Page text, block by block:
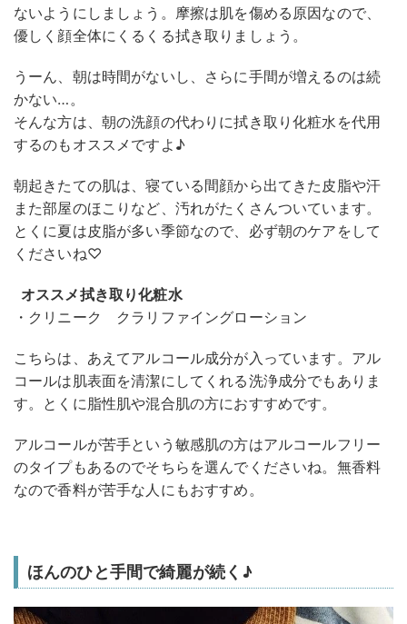
ないようにしましょう。摩擦は肌を傷める原因なので、
優しく顔全体にくるくる拭き取りましょう。
うーん、朝は時間がないし、さらに手間が増えるのは続
かない…。
そんな方は、朝の洗顔の代わりに拭き取り化粧水を代用
するのもオススメですよ♪
朝起きたての肌は、寝ている間顔から出てきた皮脂や汗
また部屋のほこりなど、汚れがたくさんついています。
とくに夏は皮脂が多い季節なので、必ず朝のケアをして
くださいね♡
オススメ拭き取り化粧水
・クリニーク クラリファイングローション
こちらは、あえてアルコール成分が入っています。アル
コールは肌表面を清潔にしてくれる洗浄成分でもありま
す。とくに脂性肌や混合肌の方におすすめです。
アルコールが苦手という敏感肌の方はアルコールフリー
のタイプもあるのでそちらを選んでくださいね。無香料
なので香料が苦手な人にもおすすめ。
ほんのひと手間で綺麗が続く♪